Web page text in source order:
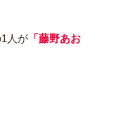
人が 「藤野あお